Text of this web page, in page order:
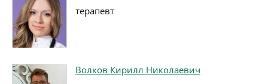
терапевт
Волков Кирилл Николаевич